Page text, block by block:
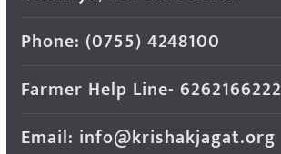
Phone: (0755) 4248100
Farmer Help Line- 6262166222
Email: info@krishakjagat.org